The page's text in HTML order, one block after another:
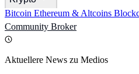
Bitcoin Ethereum & Altcoins
Community Broker
Aktuellere News zu Medios